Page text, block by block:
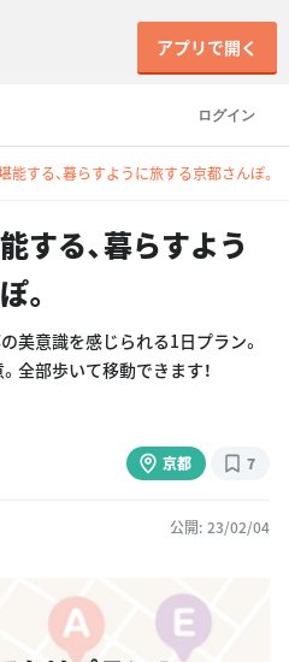
ログイン
アプリで開く
能する、暮らすように旅する京都さんぽ。
する、暮らすよう
。
美意識を感じられる1日プラン。
全部歩いて移動できます！
京都 7
公開: 23/02/04